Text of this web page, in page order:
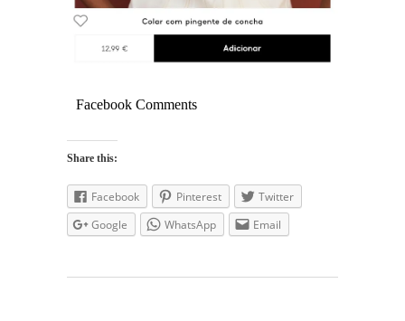
Facebook Comments
Share this:
Facebook Pinterest
Twitter
Google
WhatsApp Email